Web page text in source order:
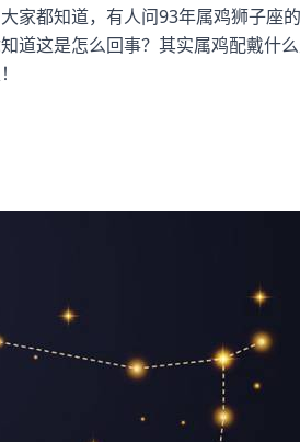
家都知道，有人问93年属鸡狮子座
道这是怎么回事？其实属鸡配戴什